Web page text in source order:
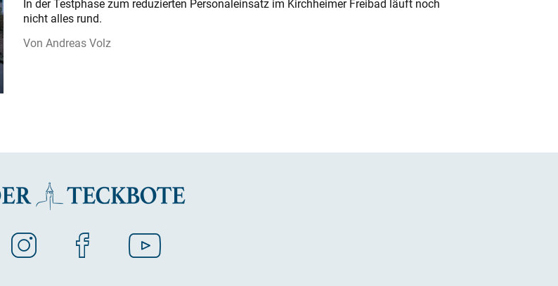
In der Testphase zum reduzierten Personaleinsatz im Kirchheimer Freibad läuft noch
nicht alles rund.
Andreas Volz